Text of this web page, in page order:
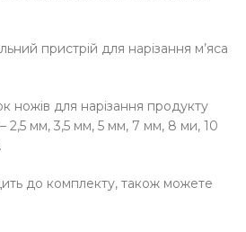
пристрій для нарізання м’яса
ножів для нарізання продукту
2,5 мм, 3,5 мм, 5 мм, 7 мм, 8 ми, 10
до комплекту, також можете